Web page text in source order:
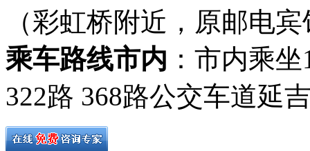
（彩虹桥附近，原邮电
乘车路线市内 ：市内乘
322路 368路公交车道延